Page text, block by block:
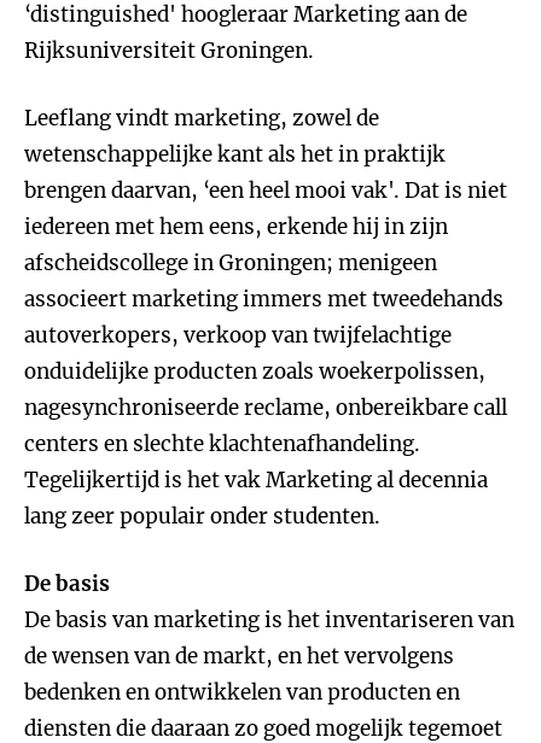
‘distinguished' hoogleraar Marketing aan de
Rijksuniversiteit Groningen.
Leeflang vindt marketing, zowel de
wetenschappelijke kant als het in praktijk
brengen daarvan, ‘een heel mooi vak'. Dat is niet
iedereen met hem eens, erkende hij in zijn
afscheidscollege in Groningen; menigeen
associeert marketing immers met tweedehands
autoverkopers, verkoop van twijfelachtige
onduidelijke producten zoals woekerpolissen,
nagesynchroniseerde reclame, onbereikbare call
centers en slechte klachtenafhandeling.
Tegelijkertijd is het vak Marketing al decennia
lang zeer populair onder studenten.
De basis
De basis van marketing is het inventariseren van
de wensen van de markt, en het vervolgens
bedenken en ontwikkelen van producten en
diensten die daaraan zo goed mogelijk tegemoet